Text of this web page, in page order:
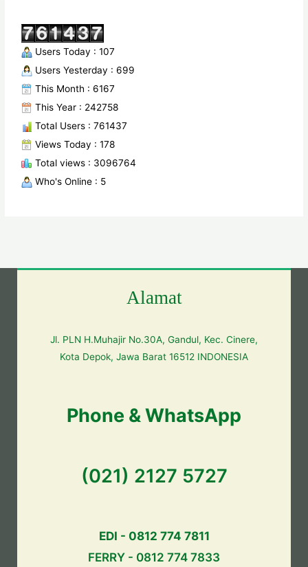
Users Today : 107
Users Yesterday : 699
This Month : 6167
This Year : 242758
Total Users : 761437
Views Today : 178
Total views : 3096764
Who's Online : 5
Alamat
Jl. PLN H.Muhajir No.30A, Gandul, Kec. Cinere,
Kota Depok, Jawa Barat 16512 INDONESIA
Phone & WhatsApp
(021) 2127 5727
EDI - 0812 774 7811
FERRY - 0812 774 7833